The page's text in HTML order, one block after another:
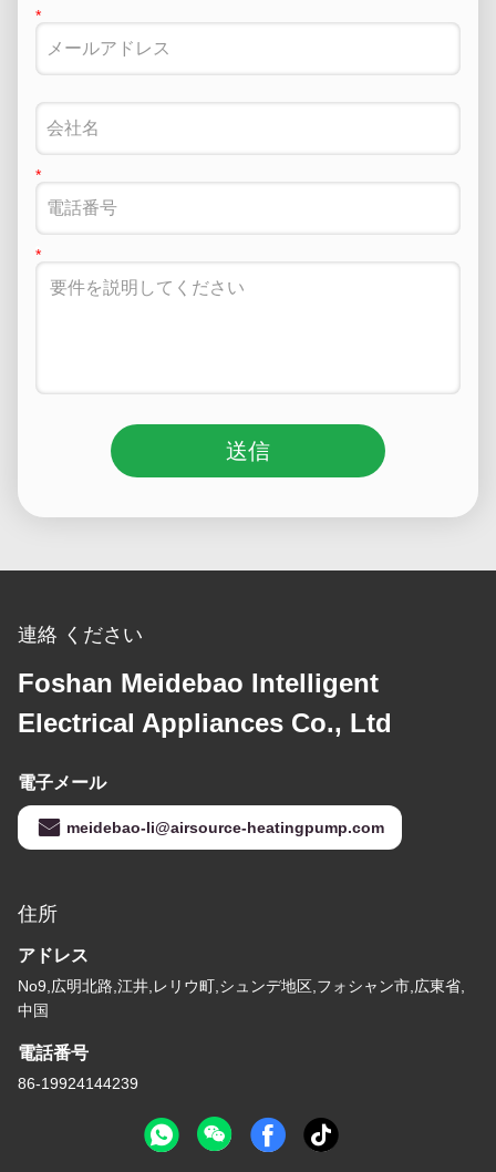
送信
連絡 ください
Foshan Meidebao Intelligent
Electrical Appliances Co., Ltd
電子メール
meidebao-li@airsource-heatingpump.com
住所
アドレス
No9,広明北路,江井,レリウ町,シュンデ地区,フォシャン市,広東省,
中国
電話番号
86-19924144239